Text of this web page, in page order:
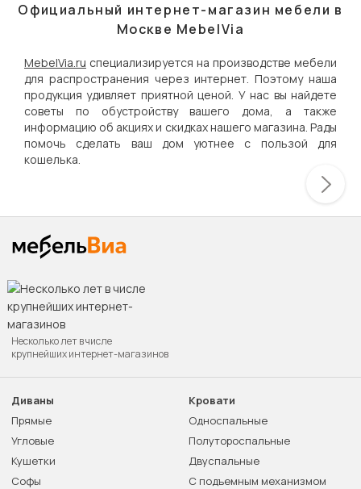
Официальный интернет-магазин мебели в
Москве MebelVia
MebelVia.ru специализируется на производстве мебели
для распространения через интернет. Поэтому наша
продукция удивляет приятной ценой. У нас вы найдете
советы по обустройству вашего дома, а также
информацию об акциях и скидках нашего магазина. Рады
помочь сделать ваш дом уютнее с пользой для
кошелька.
Несколько лет в числе
крупнейших интернет-магазинов
Диваны
Прямые
Угловые
Кушетки
Софы
Кровати
Односпальные
Полутороспальные
Двуспальные
С подъемным механизмом